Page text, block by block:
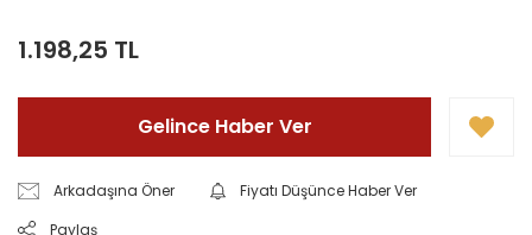
1.198,25 TL
Gelince Haber Ver
Arkadaşına Öner
Fiyatı Düşünce Haber Ver
Paylaş